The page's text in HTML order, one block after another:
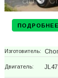
ПОДРОБНЕЕ
Изготовитель:
Двигатель: